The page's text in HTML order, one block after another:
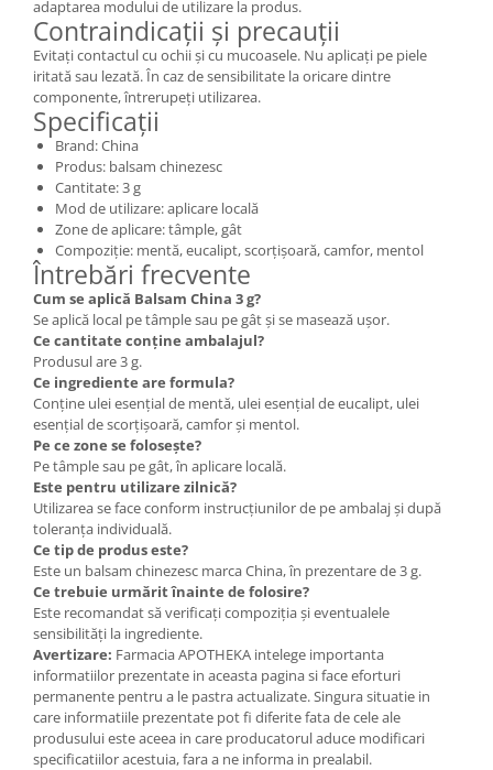
adaptarea modului de utilizare la produs.
Contraindicații și precauții
Evitați contactul cu ochii și cu mucoasele. Nu aplicați pe piele
iritată sau lezată. În caz de sensibilitate la oricare dintre
componente, întrerupeți utilizarea.
Specificații
Brand: China
Produs: balsam chinezesc
Cantitate: 3 g
Mod de utilizare: aplicare locală
Zone de aplicare: tâmple, gât
Compoziție: mentă, eucalipt, scorțișoară, camfor, mentol
Întrebări frecvente
Cum se aplică Balsam China 3 g?
Se aplică local pe tâmple sau pe gât și se masează ușor.
Ce cantitate conține ambalajul?
Produsul are 3 g.
Ce ingrediente are formula?
Conține ulei esențial de mentă, ulei esențial de eucalipt, ulei
esențial de scorțișoară, camfor și mentol.
Pe ce zone se folosește?
Pe tâmple sau pe gât, în aplicare locală.
Este pentru utilizare zilnică?
Utilizarea se face conform instrucțiunilor de pe ambalaj și după
toleranța individuală.
Ce tip de produs este?
Este un balsam chinezesc marca China, în prezentare de 3 g.
Ce trebuie urmărit înainte de folosire?
Este recomandat să verificați compoziția și eventualele
sensibilități la ingrediente.
Avertizare: Farmacia APOTHEKA intelege importanta
informatiilor prezentate in aceasta pagina si face eforturi
permanente pentru a le pastra actualizate. Singura situatie in
care informatiile prezentate pot fi diferite fata de cele ale
produsului este aceea in care producatorul aduce modificari
specificatiilor acestuia, fara a ne informa in prealabil.